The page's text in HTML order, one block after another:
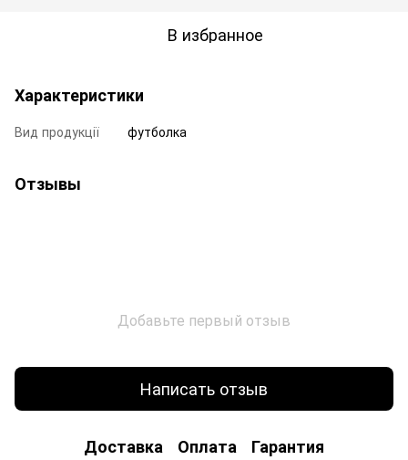
В избранное
Характеристики
Вид продукції футболка
Отзывы
Добавьте первый отзыв
Написать отзыв
Доставка Оплата Гарантия